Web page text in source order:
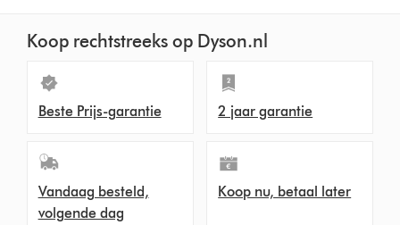
Koop rechtstreeks op Dyson.nl
Beste Prijs-garantie 2 jaar garantie
Vandaag besteld,
volgende dag
Koop nu, betaal later